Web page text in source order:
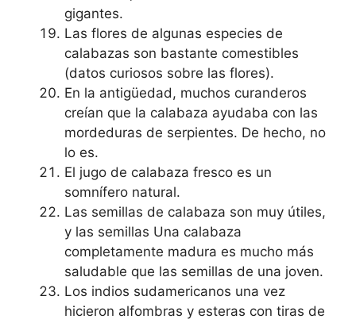
gigantes.
Las flores de algunas especies de
calabazas son bastante comestibles
(datos curiosos sobre las flores).
En la antigüedad, muchos curanderos
creían que la calabaza ayudaba con las
mordeduras de serpientes. De hecho, no
lo es.
El jugo de calabaza fresco es un
somnífero natural.
Las semillas de calabaza son muy útiles,
y las semillas Una calabaza
completamente madura es mucho más
saludable que las semillas de una joven.
Los indios sudamericanos una vez
hicieron alfombras y esteras con tiras de